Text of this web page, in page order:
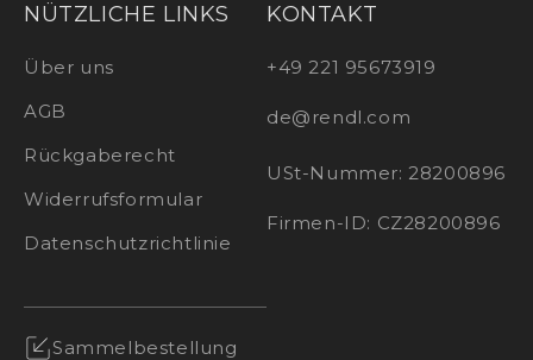
NÜTZLICHE LINKS
Über uns
AGB
Rückgaberecht
Widerrufsformular
Datenschutzrichtlinie
Sammelbestellung
KONTAKT
+49 221 95673919
de@rendl.com
USt-Nummer: 28200896
Firmen-ID: CZ28200896